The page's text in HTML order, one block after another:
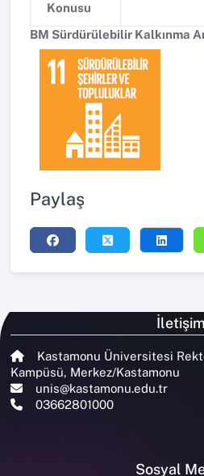
Konusu
BM Sürdürülebilir Kalkınma
Paylaş
İletişim
Kastamonu Üniversitesi
Kampüsü, Merkez/Kastamonu
unis@kastamonu.edu.tr
03662801000
Sosyal